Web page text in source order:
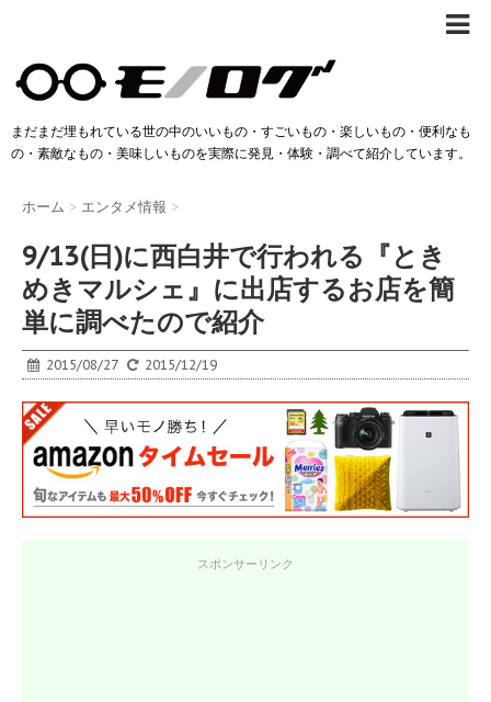
まだまだ埋もれている世の中のいいもの・すごいもの・楽しいもの・便利なも
の・素敵なもの・美味しいものを実際に発見・体験・調べて紹介しています。
ホーム > エンタメ情報 >
9/13(日)に西白井で行われる『とき
めきマルシェ』に出店するお店を簡
単に調べたので紹介
2015/08/27 2015/12/19
スポンサーリンク